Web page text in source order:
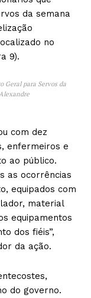
da semana
no
9).
Geral para Servos da
com dez
enfermeiros e
ao público.
as ocorrências
equipados com
material
equipamentos
dos fiéis”,
da ação.
do governo.